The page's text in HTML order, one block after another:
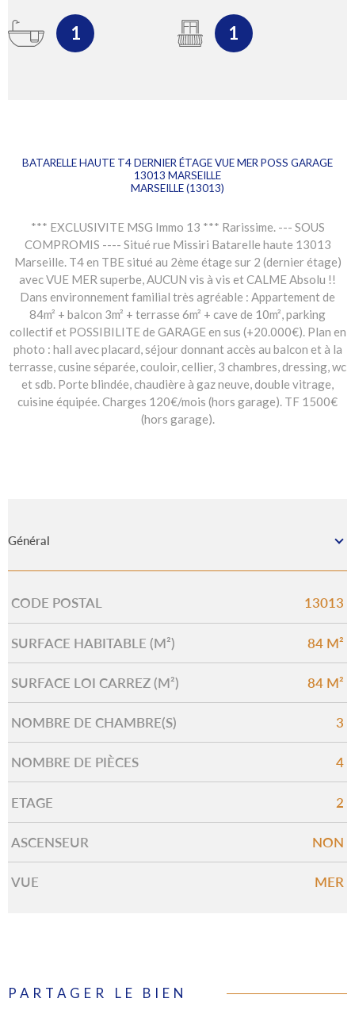
1 1
BATARELLE HAUTE T4 DERNIER ÉTAGE VUE MER POSS GARAGE
13013 MARSEILLE
MARSEILLE (13013)
*** EXCLUSIVITE MSG Immo 13 *** Rarissime. --- SOUS
COMPROMIS ---- Situé rue Missiri Batarelle haute 13013
Marseille. T4 en TBE situé au 2ème étage sur 2 (dernier étage)
avec VUE MER superbe, AUCUN vis à vis et CALME Absolu !!
Dans environnement familial très agréable : Appartement de
84m² + balcon 3m² + terrasse 6m² + cave de 10m², parking
collectif et POSSIBILITE de GARAGE en sus (+20.000€). Plan en
photo : hall avec placard, séjour donnant accès au balcon et à la
terrasse, cusine séparée, couloir, cellier, 3 chambres, dressing, wc
et sdb. Porte blindée, chaudière à gaz neuve, double vitrage,
cuisine équipée. Charges 120€/mois (hors garage). TF 1500€
(hors garage).
Général
Caractérisque Valeurs
CODE POSTAL 13013
SURFACE HABITABLE (M²) 84 M²
SURFACE LOI CARREZ (M²) 84 M²
NOMBRE DE CHAMBRE(S) 3
NOMBRE DE PIÈCES 4
ETAGE 2
ASCENSEUR NON
VUE MER
PARTAGER LE BIEN